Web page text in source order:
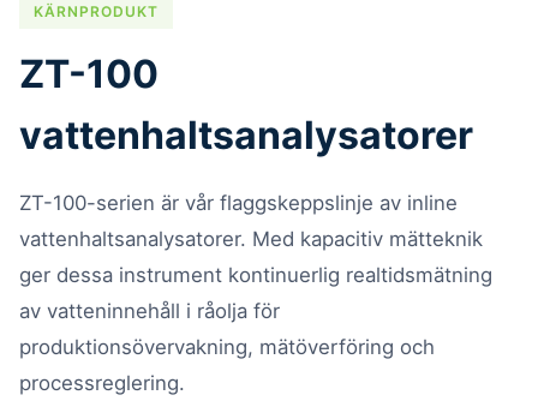
KÄRNPRODUKT
ZT-100
vattenhaltsanalysatorer
ZT-100-serien är vår flaggskeppslinje av inline
vattenhaltsanalysatorer. Med kapacitiv mätteknik
ger dessa instrument kontinuerlig realtidsmätning
av vatteninnehåll i råolja för
produktionsövervakning, mätöverföring och
processreglering.